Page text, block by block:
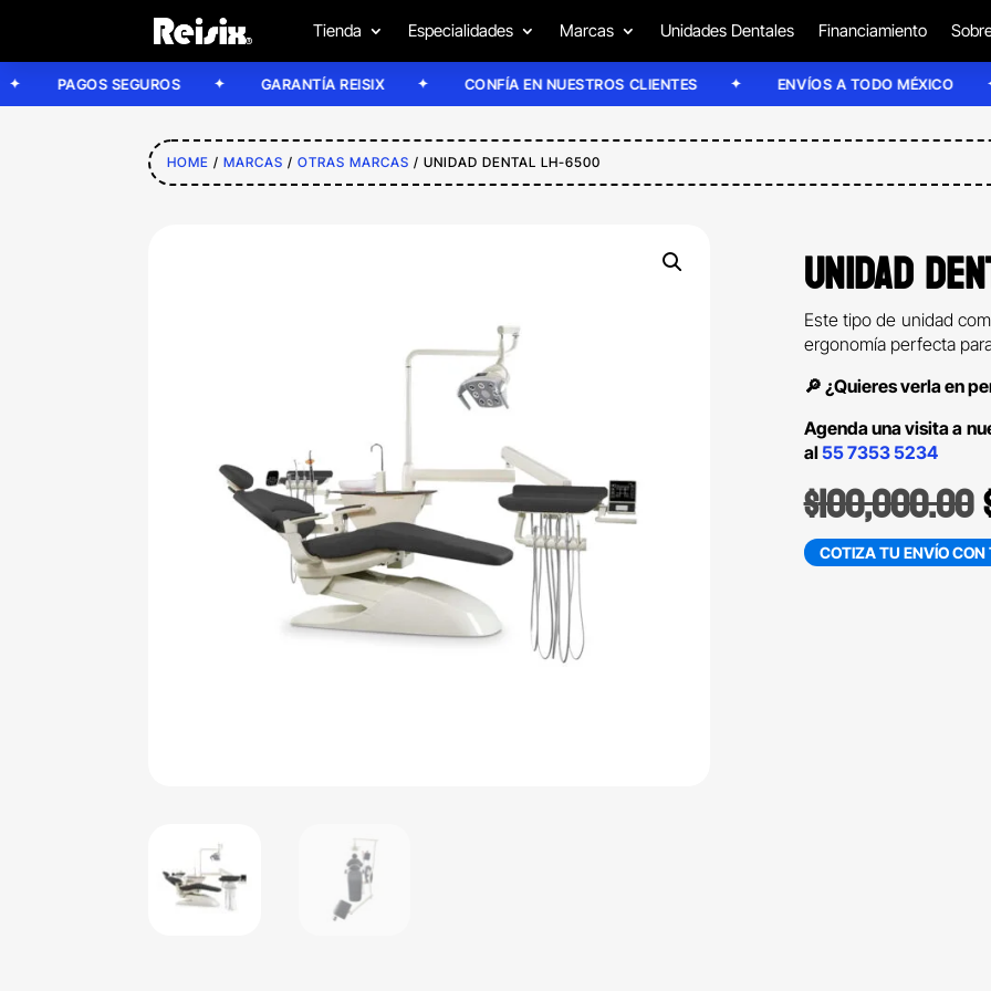
Tienda Especialidades Marcas Unidades Dentales Financiamiento
PAGOS SEGUROS GARANTÍA REISIX CONFÍA EN NUESTROS CLIENTES ENVÍOS A TODO MÉXICO
HOME /MARCAS /OTRAS MARCAS / UNIDAD DENTAL LH-6500
UNIDAD
Este tipo de unidad
ergonomía perfecta
🔎 ¿Quieres verla en
Agenda una visita a
al55 7353 5234
$100,000.00
COTIZA TU ENVÍO CON